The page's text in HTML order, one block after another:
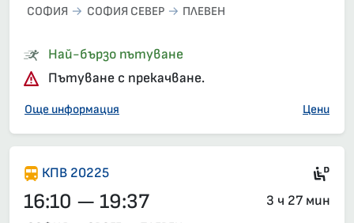
СОФИЯ СОФИЯ СЕВЕР ПЛЕВЕН
Най-бързо пътуване
Пътуване с прекачване.
Още информация Цени
КПВ 20225
16:10 — 19:37 3 ч 27 мин